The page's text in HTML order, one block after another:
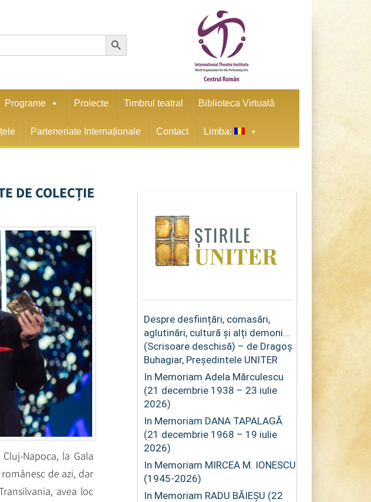
Search Button
Programe Proiecte Timbrul teatral Biblioteca Virtuală
Parteneriate Internaționale Contact Limba:
DE COLECȚIE
Napoca, la Gala
de azi, dar
avea loc
Despre desființări, comasări,
aglutinări, cultură și alți demoni…
(Scrisoare deschisă) – de Dragoș
Buhagiar, Președintele UNITER
In Memoriam Adela Mărculescu
(21 decembrie 1938 – 23 iulie
2026)
In Memoriam DANA TAPALAGĂ
(21 decembrie 1968 – 19 iulie
2026)
In Memoriam MIRCEA M. IONESCU
(1945-2026)
In Memoriam RADU BĂIEȘU (22